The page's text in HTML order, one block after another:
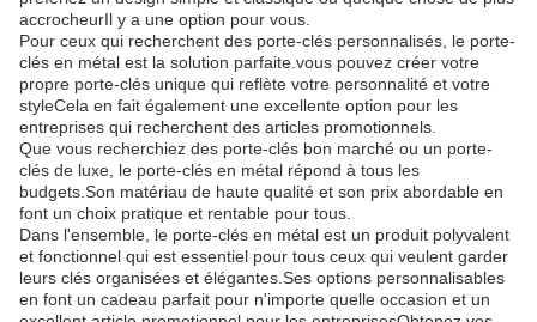
accrocheurIl y a une option pour vous.
Pour ceux qui recherchent des porte-clés personnalisés, le porte-
clés en métal est la solution parfaite.vous pouvez créer votre
propre porte-clés unique qui reflète votre personnalité et votre
styleCela en fait également une excellente option pour les
entreprises qui recherchent des articles promotionnels.
Que vous recherchiez des porte-clés bon marché ou un porte-
clés de luxe, le porte-clés en métal répond à tous les
budgets.Son matériau de haute qualité et son prix abordable en
font un choix pratique et rentable pour tous.
Dans l'ensemble, le porte-clés en métal est un produit polyvalent
et fonctionnel qui est essentiel pour tous ceux qui veulent garder
leurs clés organisées et élégantes.Ses options personnalisables
en font un cadeau parfait pour n'importe quelle occasion et un